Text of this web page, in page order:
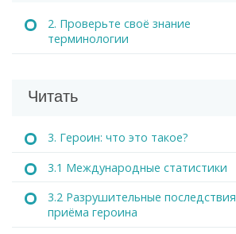
2. Проверьте своё знание
терминологии
Читать
3. Героин: что это такое?
3.1 Международные статистики
3.2 Разрушительные последствия
приёма героина